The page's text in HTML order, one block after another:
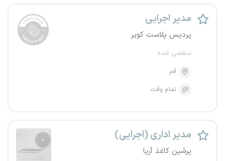
مدیر اجرایی
پردیس پلاست کویر
منقضی شده
قم
تمام وقت
مدیر اداری (اجرایی)
پرشین کاغذ آریا